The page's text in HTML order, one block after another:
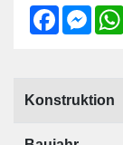
Konstruktion
Facebook